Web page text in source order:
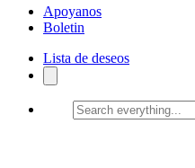
Apoyanos
Boletin
Lista de deseos
Search
everything...